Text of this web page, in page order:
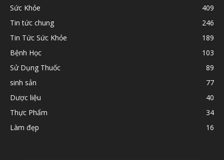
Sức Khỏe
409
Tin tức chung
246
Tin Tức Sức Khỏe
189
Bệnh Học
103
Sử Dụng Thuốc
89
sinh sản
77
Dược liệu
40
Thực Phẩm
34
Làm đẹp
16